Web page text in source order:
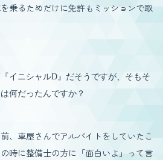
を乗るためだけに免許もミッションで取
イニシャルD』だそうですが、そもそ
何だったんですか？
、車屋さんでアルバイトをしていたこ
時に整備士の方に「面白いよ」って言